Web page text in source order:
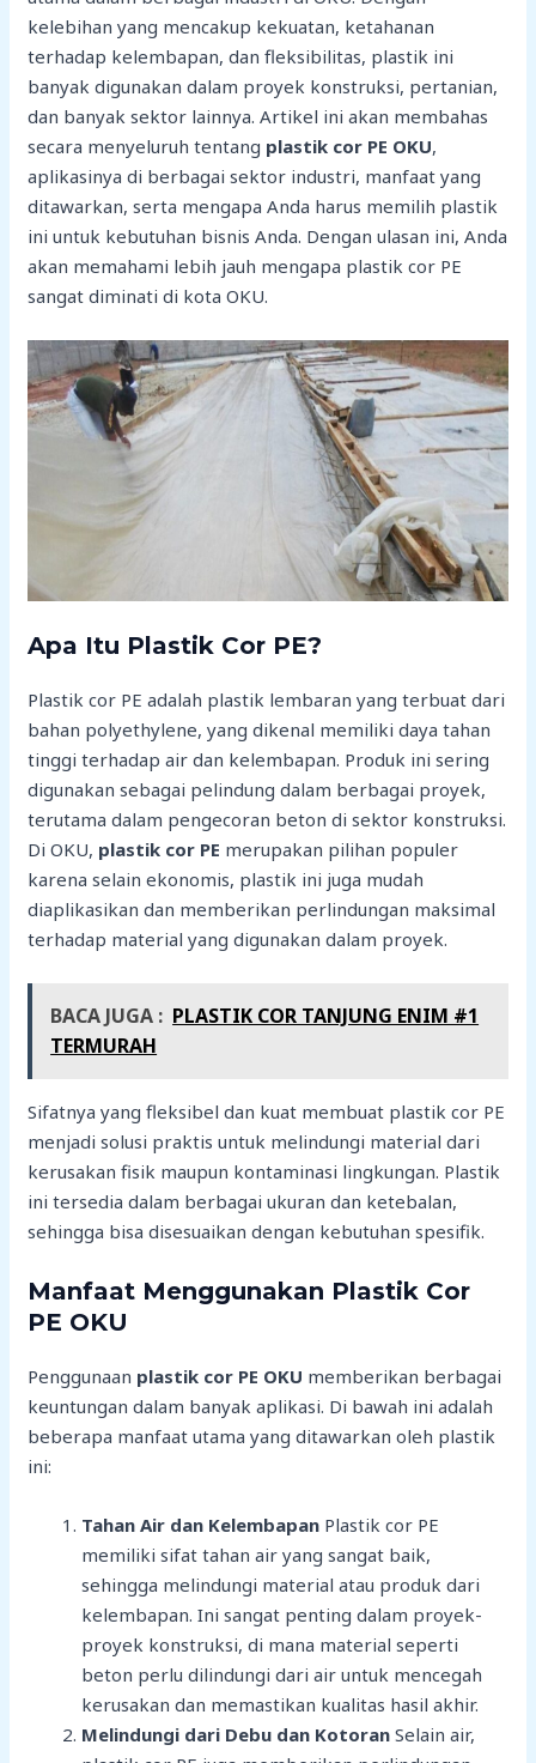
kelebihan yang mencakup kekuatan, ketahanan
terhadap kelembapan, dan fleksibilitas, plastik ini
banyak digunakan dalam proyek konstruksi, pertanian,
dan banyak sektor lainnya. Artikel ini akan membahas
secara menyeluruh tentang plastik cor PE OKU,
aplikasinya di berbagai sektor industri, manfaat yang
ditawarkan, serta mengapa Anda harus memilih plastik
ini untuk kebutuhan bisnis Anda. Dengan ulasan ini, Anda
akan memahami lebih jauh mengapa plastik cor PE
sangat diminati di kota OKU.
Apa Itu Plastik Cor PE?
Plastik cor PE adalah plastik lembaran yang terbuat dari
bahan polyethylene, yang dikenal memiliki daya tahan
tinggi terhadap air dan kelembapan. Produk ini sering
digunakan sebagai pelindung dalam berbagai proyek,
terutama dalam pengecoran beton di sektor konstruksi.
Di OKU, plastik cor PE merupakan pilihan populer
karena selain ekonomis, plastik ini juga mudah
diaplikasikan dan memberikan perlindungan maksimal
terhadap material yang digunakan dalam proyek.
BACA JUGA : PLASTIK COR TANJUNG ENIM #1
TERMURAH
Sifatnya yang fleksibel dan kuat membuat plastik cor PE
menjadi solusi praktis untuk melindungi material dari
kerusakan fisik maupun kontaminasi lingkungan. Plastik
ini tersedia dalam berbagai ukuran dan ketebalan,
sehingga bisa disesuaikan dengan kebutuhan spesifik.
Manfaat Menggunakan Plastik Cor
PE OKU
Penggunaan plastik cor PE OKU memberikan berbagai
keuntungan dalam banyak aplikasi. Di bawah ini adalah
beberapa manfaat utama yang ditawarkan oleh plastik
ini:
Tahan Air dan Kelembapan Plastik cor PE
memiliki sifat tahan air yang sangat baik,
sehingga melindungi material atau produk dari
kelembapan. Ini sangat penting dalam proyek-
proyek konstruksi, di mana material seperti
beton perlu dilindungi dari air untuk mencegah
kerusakan dan memastikan kualitas hasil akhir.
Melindungi dari Debu dan Kotoran Selain air,